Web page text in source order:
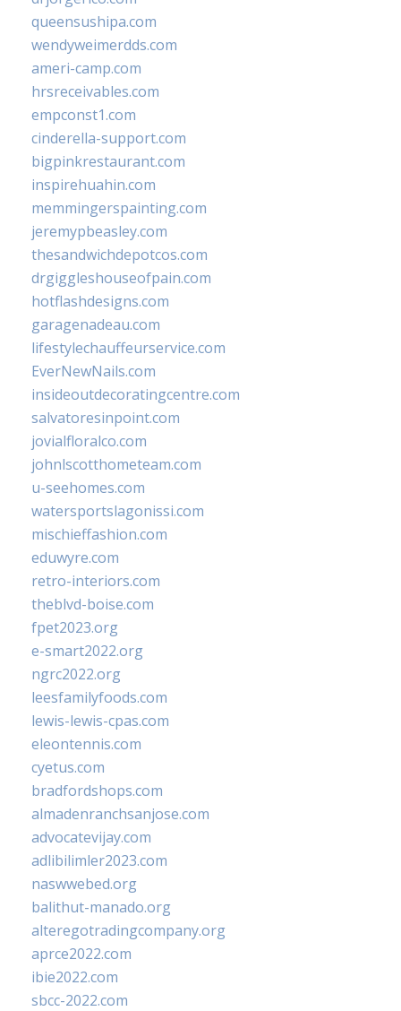
queensushipa.com
wendyweimerdds.com
ameri-camp.com
hrsreceivables.com
empconst1.com
cinderella-support.com
bigpinkrestaurant.com
inspirehuahin.com
memmingerspainting.com
jeremypbeasley.com
thesandwichdepotcos.com
drgiggleshouseofpain.com
hotflashdesigns.com
garagenadeau.com
lifestylechauffeurservice.com
EverNewNails.com
insideoutdecoratingcentre.com
salvatoresinpoint.com
jovialfloralco.com
johnlscotthometeam.com
u-seehomes.com
watersportslagonissi.com
mischieffashion.com
eduwyre.com
retro-interiors.com
theblvd-boise.com
fpet2023.org
e-smart2022.org
ngrc2022.org
leesfamilyfoods.com
lewis-lewis-cpas.com
eleontennis.com
cyetus.com
bradfordshops.com
almadenranchsanjose.com
advocatevijay.com
adlibilimler2023.com
naswwebed.org
balithut-manado.org
alteregotradingcompany.org
aprce2022.com
ibie2022.com
sbcc-2022.com